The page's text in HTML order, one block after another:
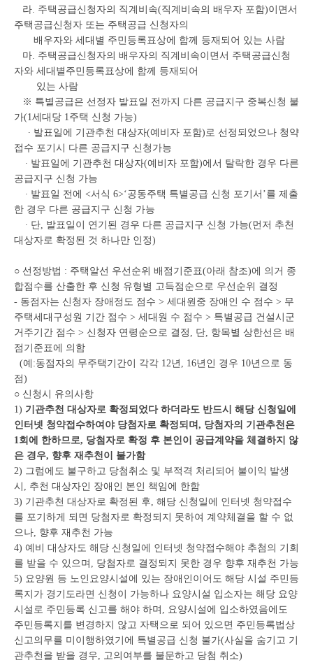
라. 주택공급신청자의 직계비속(직계비속의 배우자 포함)이면서
주택공급신청자 또는 주택공급 신청자의
배우자와 세대별 주민등록표상에 함께 등재되어 있는 사람
마. 주택공급신청자의 배우자의 직계비속이면서 주택공급신청
자와 세대별주민등록표상에 함께 등재되어
있는 사람
※ 특별공급은 선정자 발표일 전까지 다른 공급지구 중복신청 불
가(1세대당 1주택 신청 가능)
∙ 발표일에 기관추천 대상자(예비자 포함)로 선정되었으나 청약
접수 포기시 다른 공급지구 신청가능
∙ 발표일에 기관추천 대상자(예비자 포함)에서 탈락한 경우 다른
공급지구 신청 가능
∙ 발표일 전에 <서식 6>‘공동주택 특별공급 신청 포기서’를 제출
한 경우 다른 공급지구 신청 가능
∙ 단, 발표일이 연기된 경우 다른 공급지구 신청 가능(먼저 추천
대상자로 확정된 것 하나만 인정)
○ 선정방법 : 주택알선 우선순위 배점기준표(아래 참조)에 의거 종
합점수를 산출한 후 신청 유형별 고득점순으로 우선순위 결정
- 동점자는 신청자 장애정도 점수 > 세대원중 장애인 수 점수 > 무
주택세대구성원 기간 점수 > 세대원 수 점수 > 특별공급 건설시군
거주기간 점수 > 신청자 연령순으로 결정, 단, 항목별 상한선은 배
점기준표에 의함
(예:동점자의 무주택기간이 각각 12년, 16년인 경우 10년으로 동
점)
○ 신청시 유의사항
1) 기관추천 대상자로 확정되었다 하더라도 반드시 해당 신청일에
인터넷 청약접수하여야 당첨자로 확정되며, 당첨자의 기관추천은
1회에 한하므로, 당첨자로 확정 후 본인이 공급계약을 체결하지 않
은 경우, 향후 재추천이 불가함
2) 그럼에도 불구하고 당첨취소 및 부적격 처리되어 불이익 발생
시, 추천 대상자인 장애인 본인 책임에 한함
3) 기관추천 대상자로 확정된 후, 해당 신청일에 인터넷 청약접수
를 포기하게 되면 당첨자로 확정되지 못하여 계약체결을 할 수 없
으나, 향후 재추천 가능
4) 예비 대상자도 해당 신청일에 인터넷 청약접수해야 추첨의 기회
를 받을 수 있으며, 당첨자로 결정되지 못한 경우 향후 재추천 가능
5) 요양원 등 노인요양시설에 있는 장애인이어도 해당 시설 주민등
록지가 경기도라면 신청이 가능하나 요양시설 입소자는 해당 요양
시설로 주민등록 신고를 해야 하며, 요양시설에 입소하였음에도
주민등록지를 변경하지 않고 자택으로 되어 있으면 주민등록법상
신고의무를 미이행하였기에 특별공급 신청 불가(사실을 숨기고 기
관추천을 받을 경우, 고의여부를 불문하고 당첨 취소)